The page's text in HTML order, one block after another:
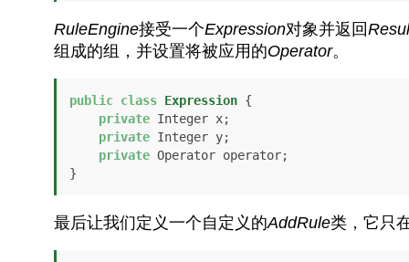
RuleEngine接受一个Expression对象并返回
组成的组，并设置将被应用的Operator。
public class Expression {
private Integer x;
private Integer y;
private Operator operator;
}
最后让我们定义一个自定义的AddRule类，它只